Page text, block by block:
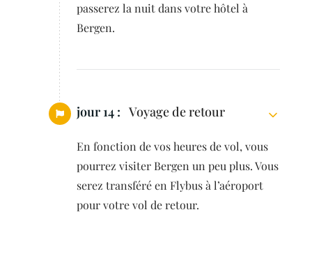
passerez la nuit dans votre hôtel à
Bergen.
jour 14 : Voyage de retour
En fonction de vos heures de vol, vous
pourrez visiter Bergen un peu plus. Vous
serez transféré en Flybus à l’aéroport
pour votre vol de retour.